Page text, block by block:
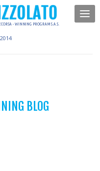
- WINNING PROGRAM S.A.S.
BLOG